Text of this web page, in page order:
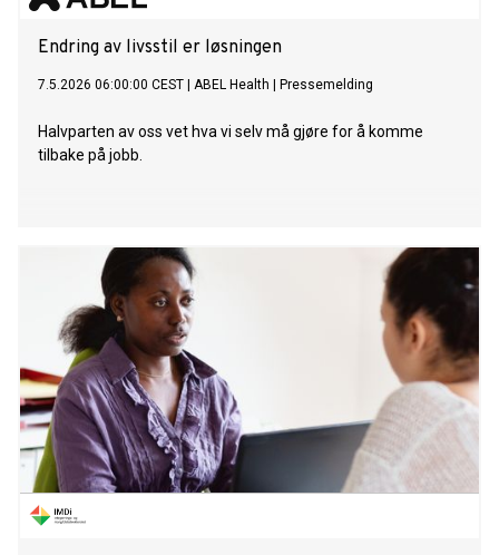
Endring av livsstil er løsningen
7.5.2026 06:00:00 CEST ABEL Health Pressemelding
Halvparten av oss vet hva vi selv må gjøre for å komme
tilbake på jobb.